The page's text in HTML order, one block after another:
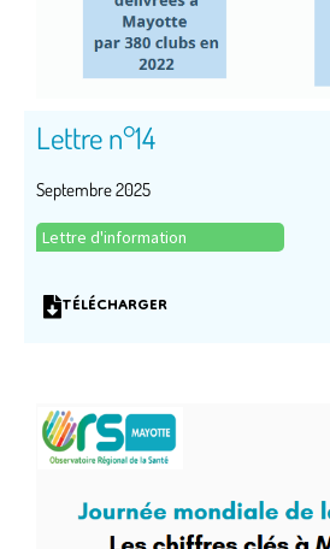
Lettre n°14
Septembre 2025
Lettre d'information
TÉLÉCHARGER